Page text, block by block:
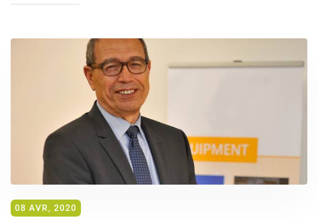
08 AVR, 2020